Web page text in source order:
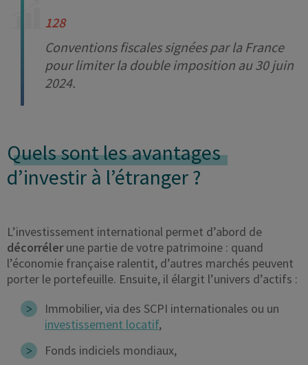
128
Conventions fiscales signées par la France
pour limiter la double imposition au 30 juin
2024.
Quels sont les avantages
d’investir à l’étranger ?
L’investissement international permet d’abord de
décorrélerune partie de votre patrimoine : quand
l’économie française ralentit, d’autres marchés peuvent
porter le portefeuille. Ensuite, il élargit l’univers d’actifs :
Immobilier, via des SCPI internationales ou un
investissement locatif,
Fonds indiciels mondiaux,